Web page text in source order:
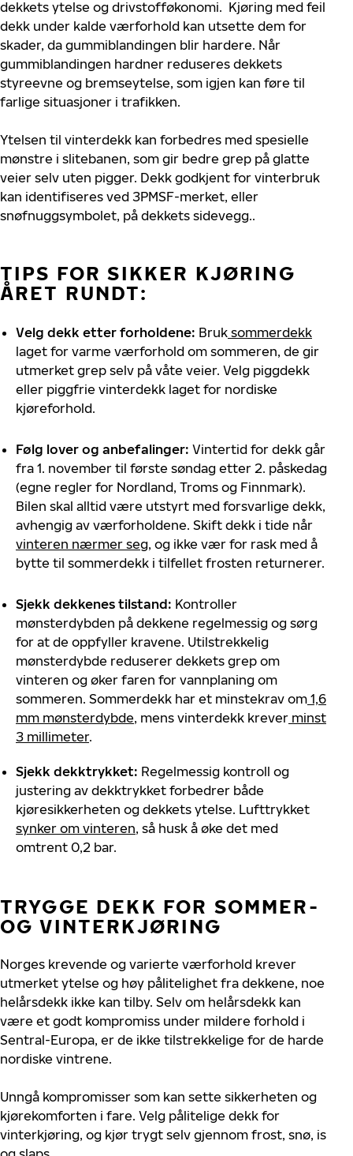
dekkets ytelse og drivstofføkonomi. Kjøring med feil
dekk under kalde værforhold kan utsette dem for
skader, da gummiblandingen blir hardere. Når
gummiblandingen hardner reduseres dekkets
styreevne og bremseytelse, som igjen kan føre til
farlige situasjoner i trafikken.
Ytelsen til vinterdekk kan forbedres med spesielle
mønstre i slitebanen, som gir bedre grep på glatte
veier selv uten pigger. Dekk godkjent for vinterbruk
kan identifiseres ved 3PMSF-merket, eller
snøfnuggsymbolet, på dekkets sidevegg..
TIPS FOR SIKKER KJØRING
ÅRET RUNDT:
Velg dekk etter forholdene: Bruk sommerdekk
laget for varme værforhold om sommeren, de gir
utmerket grep selv på våte veier. Velg piggdekk
eller piggfrie vinterdekk laget for nordiske
kjøreforhold.
Følg lover og anbefalinger: Vintertid for dekk går
fra 1. november til første søndag etter 2. påskedag
(egne regler for Nordland, Troms og Finnmark).
Bilen skal alltid være utstyrt med forsvarlige dekk,
avhengig av værforholdene. Skift dekk i tide når
vinteren nærmer seg, og ikke vær for rask med å
bytte til sommerdekk i tilfellet frosten returnerer.
Sjekk dekkenes tilstand: Kontroller
mønsterdybden på dekkene regelmessig og sørg
for at de oppfyller kravene. Utilstrekkelig
mønsterdybde reduserer dekkets grep om
vinteren og øker faren for vannplaning om
sommeren. Sommerdekk har et minstekrav om 1,6
mm mønsterdybde, mens vinterdekk krever minst
3 millimeter.
Sjekk dekktrykket: Regelmessig kontroll og
justering av dekktrykket forbedrer både
kjøresikkerheten og dekkets ytelse. Lufttrykket
synker om vinteren, så husk å øke det med
omtrent 0,2 bar.
TRYGGE DEKK FOR SOMMER-
OG VINTERKJØRING
Norges krevende og varierte værforhold krever
utmerket ytelse og høy pålitelighet fra dekkene, noe
helårsdekk ikke kan tilby. Selv om helårsdekk kan
være et godt kompromiss under mildere forhold i
Sentral-Europa, er de ikke tilstrekkelige for de harde
nordiske vintrene.
Unngå kompromisser som kan sette sikkerheten og
kjørekomforten i fare. Velg pålitelige dekk for
vinterkjøring, og kjør trygt selv gjennom frost, snø, is